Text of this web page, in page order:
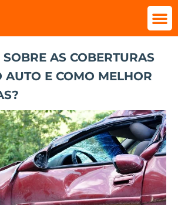
AS COBERTURAS
AUTO E COMO MELHOR